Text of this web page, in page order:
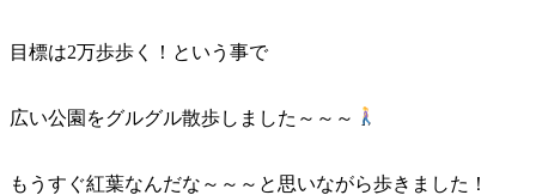
目標は2万歩歩く！という事で
広い公園をグルグル散歩しました～～～
もうすぐ紅葉なんだな～～～と思いながら歩きました！